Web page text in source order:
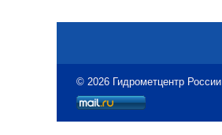
© 2026 Гидрометцентр России